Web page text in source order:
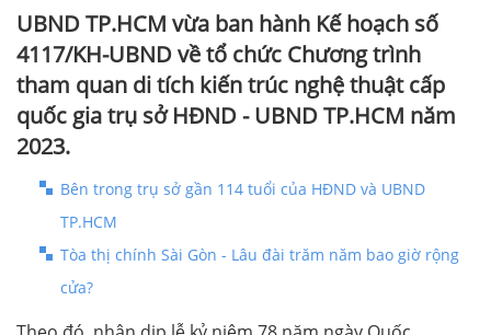
UBND TP.HCM vừa ban hành Kế hoạch số
4117/KH-UBND về tổ chức Chương trình
tham quan di tích kiến trúc nghệ thuật cấp
quốc gia trụ sở HĐND - UBND TP.HCM năm
2023.
Bên trong trụ sở gần 114 tuổi của HĐND và UBND
TP.HCM
Tòa thị chính Sài Gòn - Lâu đài trăm năm bao giờ rộng
cửa?